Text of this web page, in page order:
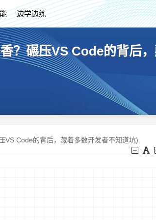
边学边练
？碾压VS Code的背后
VS Code的背后，藏着多数开发者不知道坑)